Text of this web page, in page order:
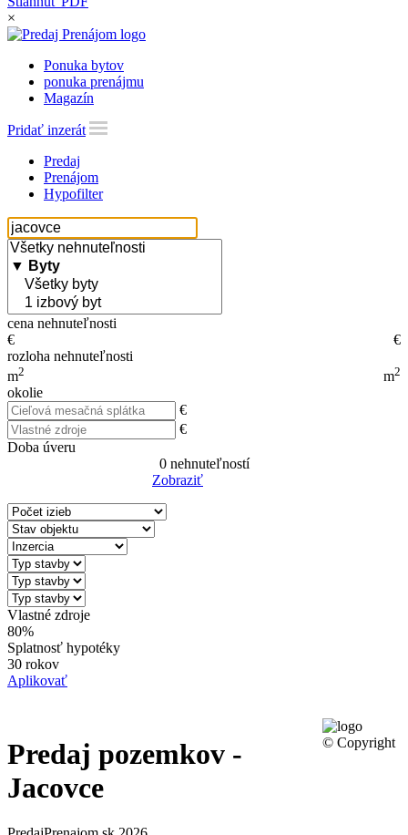
×
Ponuka bytov
ponuka prenájmu
Magazín
Pridať inzerát
Predaj
Prenájom
Hypofilter
cena nehnuteľnosti
€
€
rozloha nehnuteľnosti
m2 m2
okolie
€
€
Doba úveru
0nehnuteľností
Zobraziť
Vlastné zdroje
80%
Splatnosť hypotéky
30 rokov
Aplikovať
Predaj pozemkov -
Jacovce
© Copyright